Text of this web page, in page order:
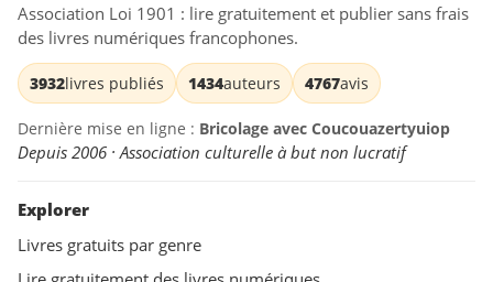
Association Loi 1901 : lire gratuitement et publier sans frais
des livres numériques francophones.
3932livres publiés 1434auteurs 4767avis
Dernière mise en ligne : Bricolage avec Coucouazertyuiop
Depuis 2006 · Association culturelle à but non lucratif
Explorer
Livres gratuits par genre